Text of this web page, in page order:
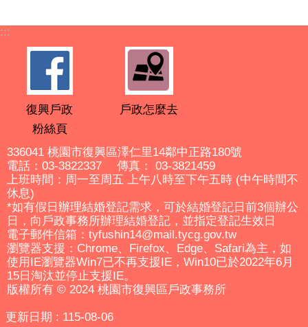
:::
復興戶政
粉絲頁
戶政怎麼去
336041 桃園市復興區澤仁里14鄰中正路180號
電話：03-3822337 傳真： 03-3821459
上班時間：周一至周五 上午八時至下午五時 (中午時間不
休息)
*如有假日辦理結婚登記需求，可於結婚登記日前3個辦公
日，向戶政事務所辦理結婚登記，並指定登記生效日
電子郵件信箱：tyfushin14@mail.tycg.gov.tw
瀏覽器支援：Chrome、Firefox、Edge、Safari為主，如
使用IE瀏覽器Win7已不再支援IE，Win10已於2022年6月
15日淘汰並停止支援IE。
版權所有 © 2024 桃園市復興區戶政事務所
更新日期 115-08-06